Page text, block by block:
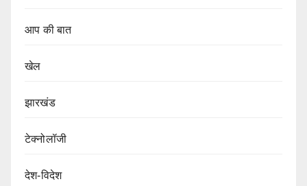
आप की बात
खेल
झारखंड
टेक्नोलॉजी
देश-विदेश